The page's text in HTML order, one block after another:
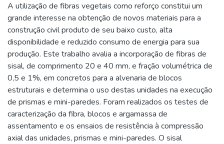
A utilização de fibras vegetais como reforço constitui um
grande interesse na obtenção de novos materiais para a
construção civil produto de seu baixo custo, alta
disponibilidade e reduzido consumo de energia para sua
produção. Este trabalho avalia a incorporação de fibras de
sisal, de comprimento 20 e 40 mm, e fração volumétrica de
0,5 e 1%, em concretos para a alvenaria de blocos
estruturais e determina o uso destas unidades na execução
de prismas e mini-paredes. Foram realizados os testes de
caracterização da fibra, blocos e argamassa de
assentamento e os ensaios de resistência à compressão
axial das unidades, prismas e mini-paredes. O sisal